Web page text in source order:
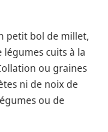
petit bol de millet,
cuits à la
ou graines
ni de noix de
ou de